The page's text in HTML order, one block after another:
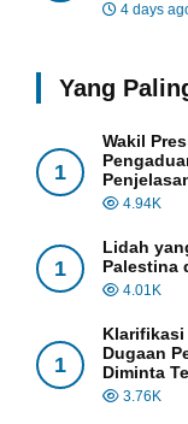
4 days
Yang
1
Wakil
4.94K
1
Lidah
Palestina
4.01K
1
Klarifikasi
Dugaan
Diminta
3.76K